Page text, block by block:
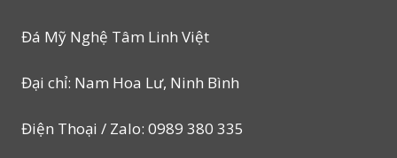
Đá Mỹ Nghệ Tâm Linh Việt
Đại chỉ: Nam Hoa Lư, Ninh Bình
Điện Thoại / Zalo: 0989 380 335